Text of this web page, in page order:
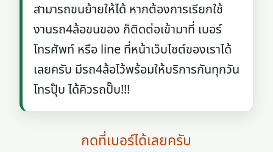
สามารถขนย้ายให้ได้ หากต้องการเรียกใช้
งานรถ4ล้อขนของ ก็ติดต่อเข้ามาที่ เบอร์
โทรศัพท์ หรือ line ที่หน้าเว็บไซต์ของเราได้
เลยครับ มีรถ4ล้อไว้พร้อมให้บริการกันทุกวัน
โทรปุ๊บ ได้คิวรถปั๊บ!!!
กดที่เบอร์ได้เลยครับ